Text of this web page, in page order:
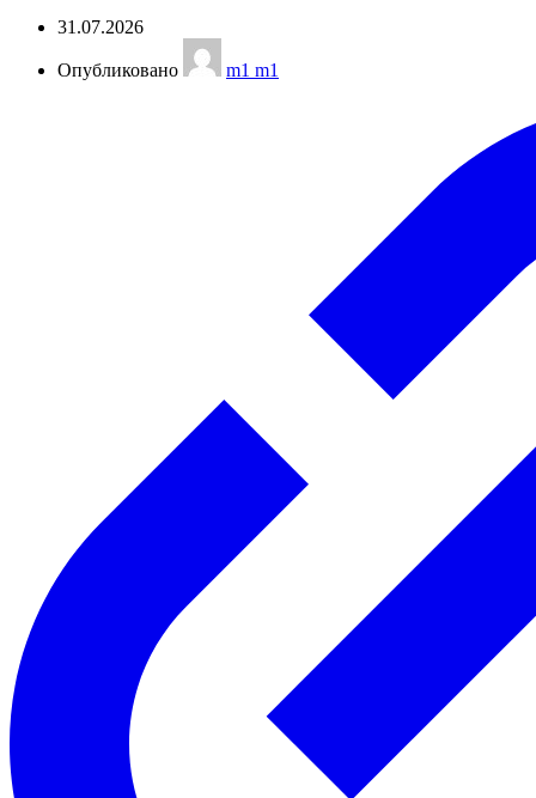
31.07.2026
Опубликовано m1 m1